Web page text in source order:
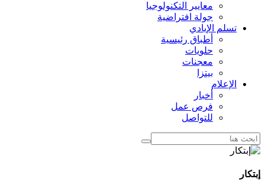
معايير التكنولوجيا
جولة افتراضية
تسلم الإيادي
أطباق رئيسية
حلويات
معجنات
بيتزا
الإعلام
أخبار
فرص عمل
للتواصل
إبتكار